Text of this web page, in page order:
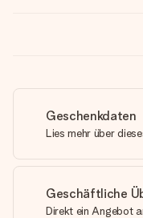
Geschenkdaten
Lies mehr über
Geschäftliche
Direkt ein Angebot